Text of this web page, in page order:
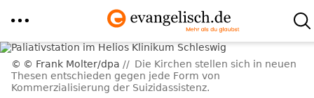
Direkt
zum
Inhalt
© Frank Molter/dpa
Die Kirchen stellen sich in neuen
Thesen entschieden gegen jede Form von
Kommerzialisierung der Suizidassistenz.